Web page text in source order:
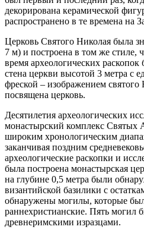
декорирована керамической
распространено в те времена на
Церковь Святого Николая была
7 м) и построена в том же стиле,
время археологических
стена церкви высотой 3 метра с
фреской – изображением святого
посвящена церковь.
Десятилетия археологических
монастырский комплекс Святых
широким хронологическим
заканчивая поздним
археологические раскопки и
была построена монастырская
на глубине 0,5 метра были
византийской базилики с
обнаружены могилы, которые
раннехристианские. Пять могил
древнеримскими изразцами.